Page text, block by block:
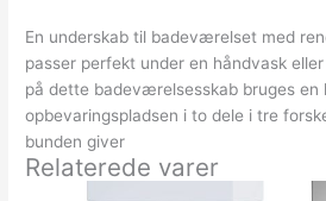
En underskab til badeværelset med
passer perfekt under en håndvask
på dette badeværelsesskab bruges en
opbevaringspladsen i to dele i tre
bunden giver
Relaterede varer